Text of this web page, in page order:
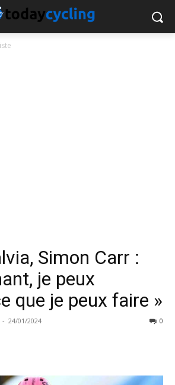
Simon Carr :
je peux
que je peux faire »
- 24/01/2024 0